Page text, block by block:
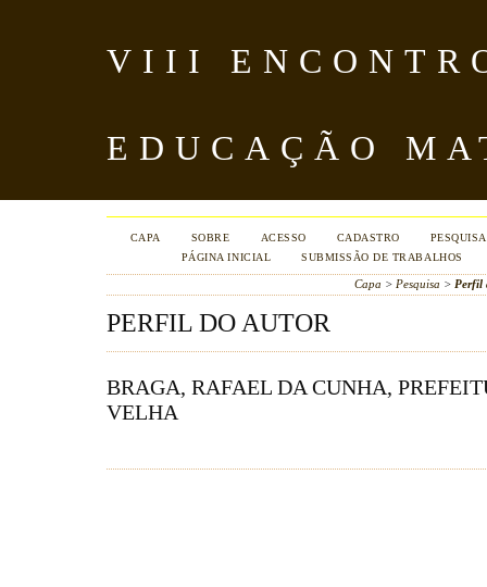
VIII
EDUCAÇÃO
CAPA SOBRE ACESSO CADASTRO
PESQUISA
PÁGINA INICIAL
SUBMISSÃO DE TRABALHOS
Capa > Pesquisa > Perfil
PERFIL DO AUTOR
BRAGA, RAFAEL DA CUNHA,
VELHA